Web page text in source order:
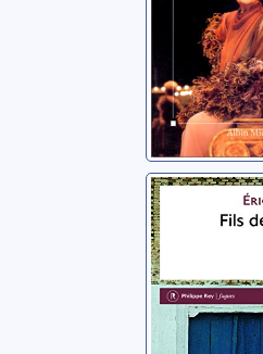
Fils de
Fottorino,